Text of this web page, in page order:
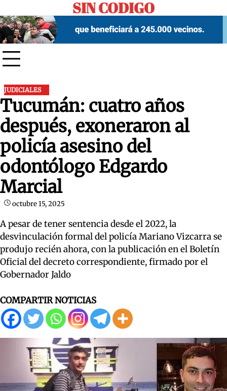
to
content
SIN CODIGO
JUDICIALES
Tucumán: cuatro años
después, exoneraron al
policía asesino del
odontólogo Edgardo
Marcial
octubre 15, 2025
A pesar de tener sentencia desde el 2022, la
desvinculación formal del policía Mariano Vizcarra se
produjo recién ahora, con la publicación en el Boletín
Oficial del decreto correspondiente, firmado por el
Gobernador Jaldo
COMPARTIR NOTICIAS